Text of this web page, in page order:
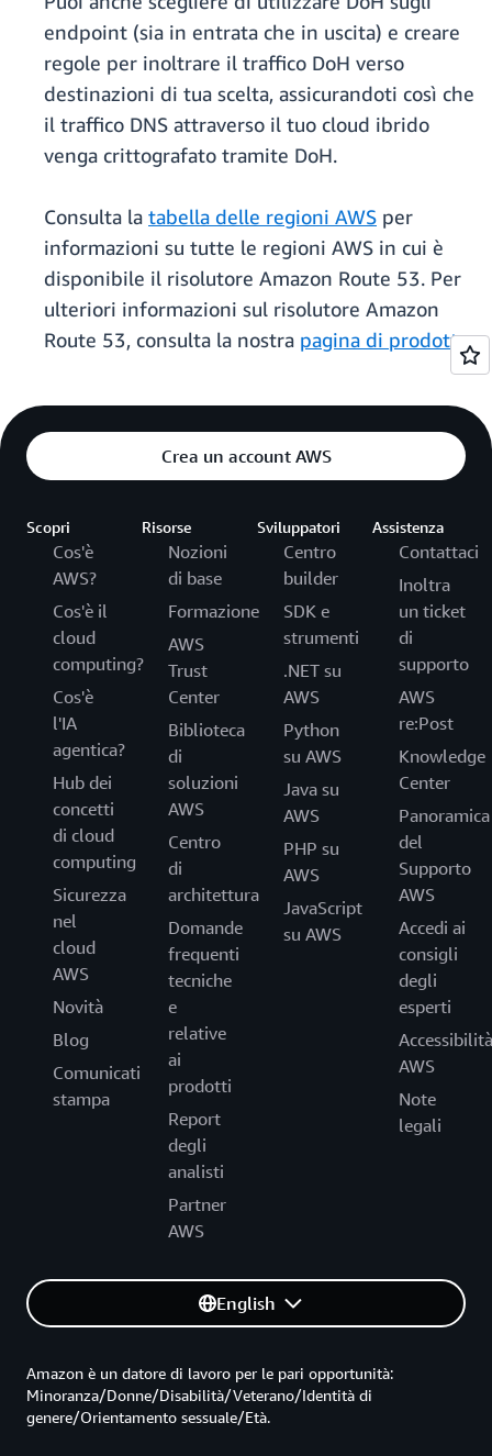
endpoint (sia in entrata che in uscita) e creare
regole per inoltrare il traffico DoH verso
destinazioni di tua scelta, assicurandoti così che
il traffico DNS attraverso il tuo cloud ibrido
venga crittografato tramite DoH.
Consulta la tabella delle regioni AWS per
informazioni su tutte le regioni AWS in cui è
disponibile il risolutore Amazon Route 53. Per
ulteriori informazioni sul risolutore Amazon
Route 53, consulta la nostra pagina di prodotto.
Crea un account AWS
Scopri
Cos'è
AWS?
Cos'è il
cloud
computing?
Cos'è
l'IA
agentica?
Hub dei
concetti
di cloud
computing
Sicurezza
nel
cloud
AWS
Novità
Blog
Comunicati
stampa
Risorse
Nozioni
di base
Formazione
AWS
Trust
Center
Biblioteca
di
soluzioni
AWS
Centro
di
architettura
Domande
frequenti
tecniche
e
relative
ai
prodotti
Report
degli
analisti
Partner
AWS
Sviluppatori
Centro
builder
SDK e
strumenti
.NET su
AWS
Python
su AWS
Java su
AWS
PHP su
AWS
JavaScript
su AWS
Assistenza
Contattaci
Inoltra
un ticket
di
supporto
AWS
re:Post
Knowledge
Center
Panoramica
del
Supporto
AWS
Accedi ai
consigli
degli
esperti
Accessibilità
AWS
Note
legali
English
Amazon è un datore di lavoro per le pari opportunità:
Minoranza/Donne/Disabilità/Veterano/Identità di
genere/Orientamento sessuale/Età.